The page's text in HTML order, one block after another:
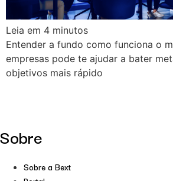
Leia em 4 minutos
Entender a fundo como funciona o
empresas pode te ajudar a bater
objetivos mais rápido
Sobre
Sobre a Bext